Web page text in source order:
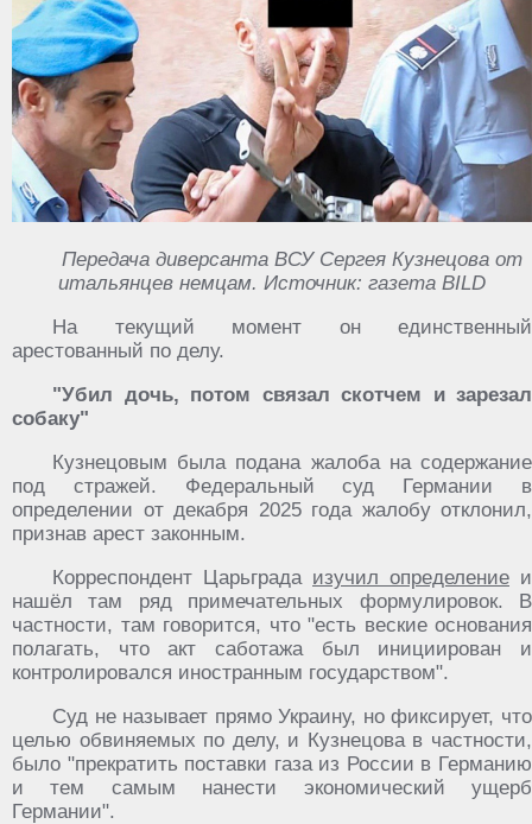
Передача диверсанта ВСУ Сергея Кузнецова от
итальянцев немцам. Источник: газета BILD
На текущий момент он единственный
арестованный по делу.
"Убил дочь, потом связал скотчем и зарезал
собаку"
Кузнецовым была подана жалоба на содержание
под стражей. Федеральный суд Германии в
определении от декабря 2025 года жалобу отклонил,
признав арест законным.
Корреспондент Царьграда изучил определение и
нашёл там ряд примечательных формулировок. В
частности, там говорится, что "есть веские основания
полагать, что акт саботажа был инициирован и
контролировался иностранным государством".
Суд не называет прямо Украину, но фиксирует, что
целью обвиняемых по делу, и Кузнецова в частности,
было "прекратить поставки газа из России в Германию
и тем самым нанести экономический ущерб
Германии".